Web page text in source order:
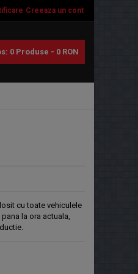
Creeaza un cont
0 Produse - 0 RON
cu toate vehiculele
la ora actuala,